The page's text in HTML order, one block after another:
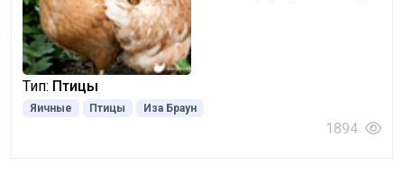
Тип: Птицы
Яичные Птицы Иза Браун
1894